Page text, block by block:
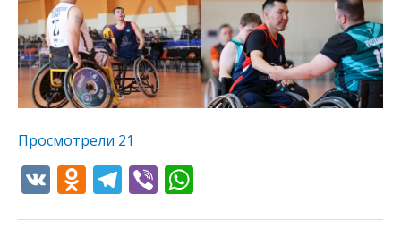
Просмотрели 21
V O T Vi